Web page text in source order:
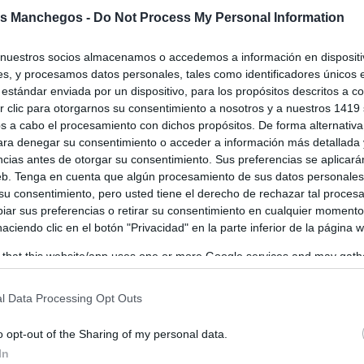
Manchegos - Do Not Process My Personal Information
socios almacenamos o accedemos a información en
y procesamos datos personales, tales como identificadores únicos
enviada por un dispositivo, para los propósitos descritos a
clic para otorgarnos su consentimiento a nosotros y a nuestros 1419
a cabo el procesamiento con dichos propósitos. De forma
denegar su consentimiento o acceder a información más detallada
antes de otorgar su consentimiento. Sus preferencias se
Tenga en cuenta que algún procesamiento de sus datos
consentimiento, pero usted tiene el derecho de rechazar tal
sus preferencias o retirar su consentimiento en cualquier
clic en el botón "Privacidad" en la parte inferior de la página
that this website/app uses one or more Google services and may
but not limited to your visit or usage behaviour. You may
to Google and its third-party tags to use your data for below specified
consent section.
Data Processing Opt Outs
opt-out of the Sharing of my personal data.
en Memoria de las Víctimas del
11/03/2026
vuelve a recordar una de las fechas más duras de la historia
Europa. En el Día Europeo en...
guarda un minuto de silencio en
de las víctimas del terrorismo y de
del 11M
de España de la ciudad de Tomelloso se ha guardado un minuto